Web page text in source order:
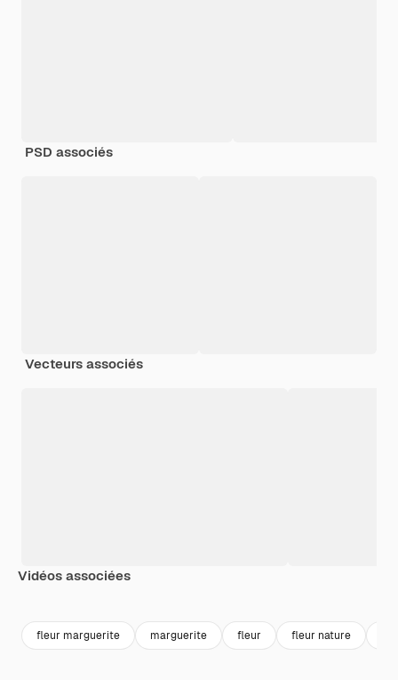
PSD associés
Vecteurs associés
Vidéos associées
fleur marguerite marguerite fleur fleur nature